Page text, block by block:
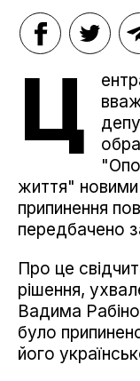
Ц
життя" новими
припинення
передбачено
Про це
рішення,
Вадима
було
його